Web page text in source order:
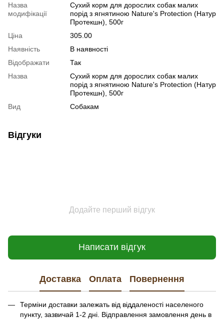
Назва
модифікації
Сухий корм для дорослих собак малих
порід з ягнятиною Nature's Protection (Натур
Протекшн), 500г
Ціна
305.00
Наявність
В наявності
Відображати
Так
Назва
Сухий корм для дорослих собак малих
порід з ягнятиною Nature's Protection (Натур
Протекшн), 500г
Вид
Собакам
Відгуки
Додайте перший відгук
Написати відгук
Доставка Оплата Повернення
Терміни доставки залежать від віддаленості населеного
пункту, зазвичай 1-2 дні. Відправлення замовлення день в